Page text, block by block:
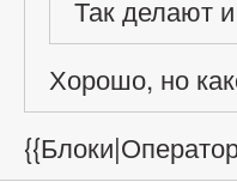
Так делают
Хорошо, но